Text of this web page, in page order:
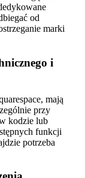
od
marki
i
mają
przy
kodzie lub
funkcji
potrzeba